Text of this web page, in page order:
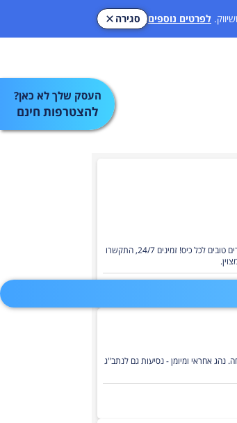
העסק שלך לא כאן?
להצטרפות חינם
לפרטים נוספים סגירה
מחפשים נהג מונית אמין ואיכותי? אנו מציעים שירות נסיעות במוניות ספיישל בגדרה והסביבה במחירים טובים לכל כיס! זמינים 24/7, התקשרו
מבצעים גם נסיעות לכל חלקי הארץ. מונית סקודה מרווחת ונוחה. נהג אחראי ומיומן - נסיעות גם לנתב"ג